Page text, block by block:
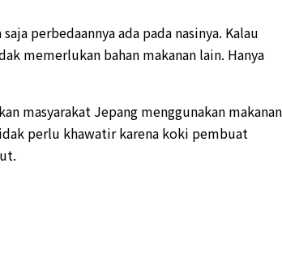
perbedaannya ada pada nasinya. Kalau
memerlukan bahan makanan lain. Hanya
masyarakat Jepang menggunakan makanan
perlu khawatir karena koki pembuat